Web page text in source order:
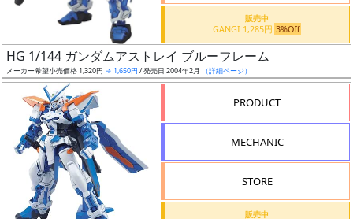
フ
リ
販売中
GANGI 1,285円 3%Off
HG 1/144 ガンダムアストレイ ブルーフレーム
メーカー希望小売価格 1,320円 → 1,650円 / 発売日 2004年2月 （詳細ページ）
PRODUCT
MECHANIC
STORE
販売中